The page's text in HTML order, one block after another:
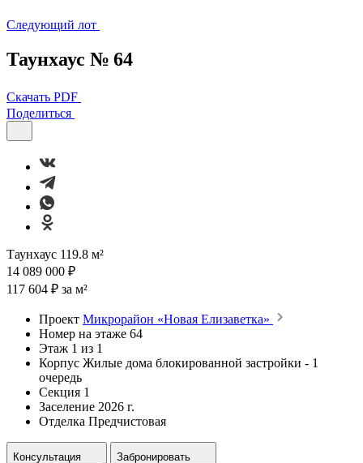
Следующий лот
Таунхаус № 64
Скачать PDF
Поделиться
Таунхаус 119.8 м²
14 089 000 ₽
117 604 ₽ за м²
Проект Микрорайон «Новая Елизаветка»
Номер на этаже 64
Этаж 1 из 1
Корпус Жилые дома блокированной застройки - 1
очередь
Секция 1
Заселение 2026 г.
Отделка Предчистовая
Консультация
Забронировать